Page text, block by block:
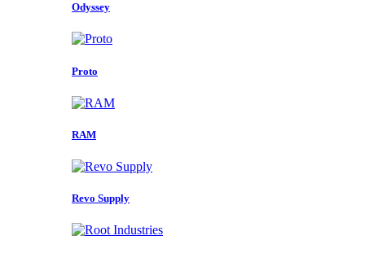
Odyssey
Proto
RAM
Revo Supply